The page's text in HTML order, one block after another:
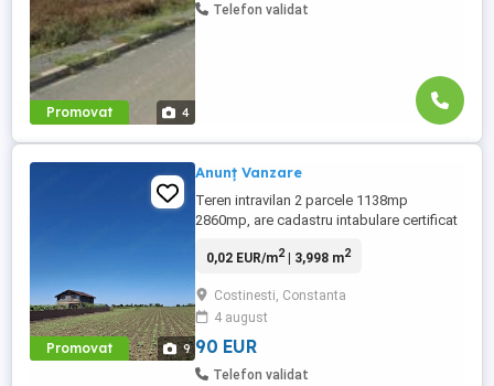
Promovat 4
Telefon validat
Promovat 9
Anunț Vanzare
Teren intravilan 2 parcele 1138mp
2860mp, are cadastru intabulare certificat
3998mp
0,02 EUR/m2| 3,998 m2
Costinesti, Constanta
4 august
90 EUR
Telefon validat